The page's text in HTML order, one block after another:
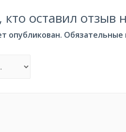
оставил отзыв
опубликован.